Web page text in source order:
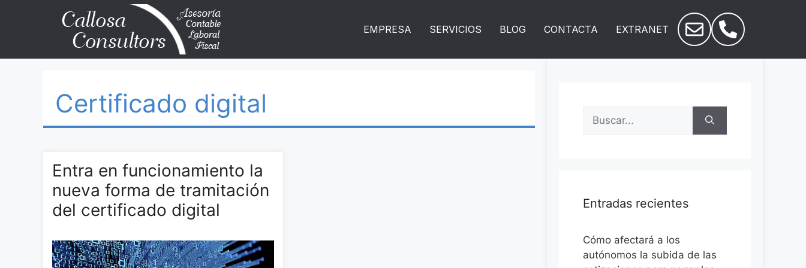
EMPRESA SERVICIOS BLOG CONTACTA EXTRANET
Certificado digital
Entra en funcionamiento la
nueva forma de tramitación
del certificado digital
Entradas recientes
Cómo afectará a los
autónomos la subida de las